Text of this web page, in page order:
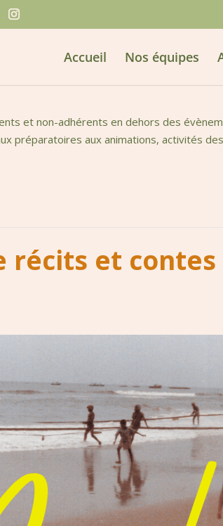
Accueil Nos équipes
et non-adhérents en dehors des
préparatoires aux animations, activités
récits et contes